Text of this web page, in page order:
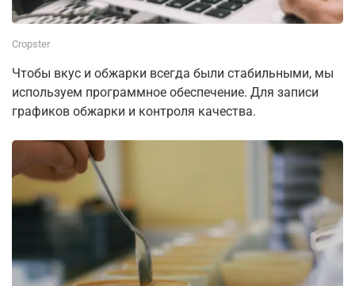
Cropster
Чтобы вкус и обжарки всегда были стабильными, мы
используем программное обеспечение. Для записи
графиков обжарки и контроля качества.